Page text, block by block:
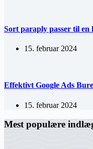
Sort paraply passer til en
15. februar 2024
Effektivt Google Ads
15. februar 2024
Mest populære